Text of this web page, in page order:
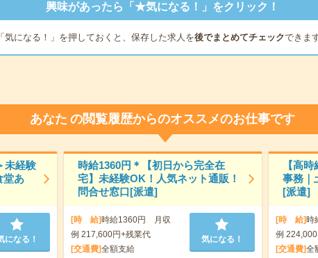
興味があったら「★気になる！」をクリック！
「気になる！」を押しておくと、保存した求人を後でまとめてチェックできま
あなた の閲覧履歴からのオススメのお仕事です
未経験
堂あ
になる！
時給1360円＊【初日から完全在
宅】未経験OK！人気ネット通販！
問合せ窓口[派遣]
[時 給]時給1360円 月収
例 217,600円+残業代
[交通費]全額支給
気になる！
【高
事務｜
[派遣]
[時 給]時
例
[交通費]全